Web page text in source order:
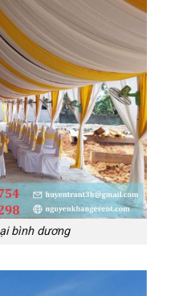
bình dương